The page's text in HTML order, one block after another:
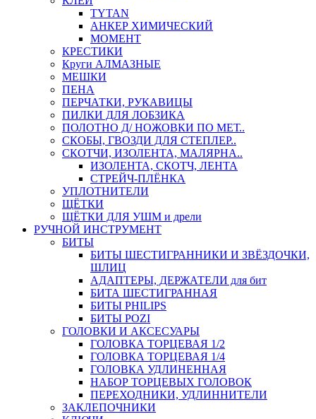
TYTAN
АНКЕР ХИМИЧЕСКИЙ
МОМЕНТ
КРЕСТИКИ
Круги АЛМАЗНЫЕ
МЕШКИ
ПЕНА
ПЕРЧАТКИ, РУКАВИЦЫ
ПИЛКИ ДЛЯ ЛОБЗИКА
ПОЛОТНО Д/ НОЖОВКИ ПО МЕТ..
СКОБЫ, ГВОЗДИ ДЛЯ СТЕПЛЕР..
СКОТЧИ, ИЗОЛЕНТА, МАЛЯРНА..
ИЗОЛЕНТА, СКОТЧ, ЛЕНТА
СТРЕЙЧ-ПЛЁНКА
УПЛОТНИТЕЛИ
ЩЁТКИ
ЩЁТКИ ДЛЯ УШМ и дрели
РУЧНОЙ ИНСТРУМЕНТ
БИТЫ
БИТЫ ШЕСТИГРАННИКИ И ЗВЁЗДОЧКИ,
ШЛИЦ
АДАПТЕРЫ, ДЕРЖАТЕЛИ для бит
БИТА ШЕСТИГРАННАЯ
БИТЫ PHILIPS
БИТЫ POZI
ГОЛОВКИ И АКСЕСУАРЫ
ГОЛОВКА ТОРЦЕВАЯ 1/2
ГОЛОВКА ТОРЦЕВАЯ 1/4
ГОЛОВКА УДЛИНЕННАЯ
НАБОР ТОРЦЕВЫХ ГОЛОВОК
ПЕРЕХОДНИКИ, УДЛИННИТЕЛИ
ЗАКЛЕПОЧНИКИ